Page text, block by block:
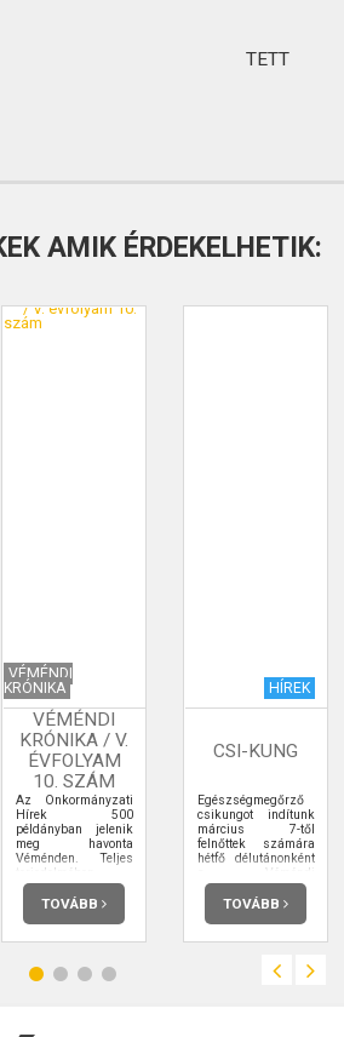
AMIK ÉRDEKELHETIK:
VÉMÉNDI
KRÓNIKA
VÉMÉNDI
KRÓNIKA / V.
ÉVFOLYAM
10. SZÁM
Az Önkormányzati
Hírek 500
példányban jelenik
meg havonta
Véménden. Teljes
terjedelmében
elolvashatja.
TOVÁBB
HÍREK
CSI-KUNG
Egészségmegőrző
csikungot indítunk
március 7-től
felnőttek számára
hétfő délutánonként
a Véméndi
Sportcsarnokban
TOVÁBB